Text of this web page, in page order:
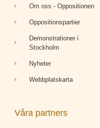
Om oss - Oppositionen
Oppositionspartier
Demonstrationer i
Stockholm
Nyheter
Webbplatskarta
Våra partners